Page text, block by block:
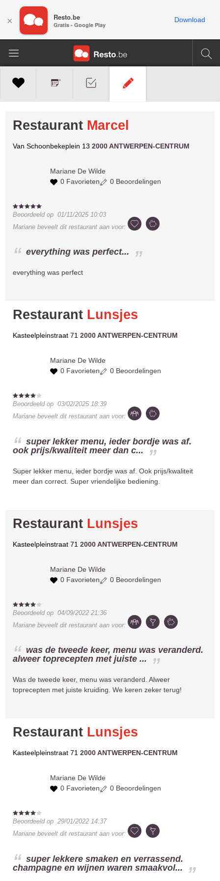
Restaurant Marcel
Van Schoonbekeplein 132000 ANTWERPEN-CENTRUM
Mariane De Wilde
0 Favorieten
0 Beoordelingen
Beoordeeld op01/11/2025 10:03
Mariane beveelt dit restaurant aan voor:
everything was perfect...
everything was perfect
Restaurant Lunsjes
Kasteelpleinstraat 712000 ANTWERPEN-CENTRUM
Mariane De Wilde
0 Favorieten
0 Beoordelingen
Beoordeeld op03/02/2025 18:39
Mariane beveelt dit restaurant aan voor:
super lekker menu, ieder bordje was af.
ook prijs/kwaliteit meer dan c...
Super lekker menu, ieder bordje was af. Ook prijs/kwaliteit
meer dan correct. Super vriendelijke bediening.
Restaurant Lunsjes
Kasteelpleinstraat 712000 ANTWERPEN-CENTRUM
Mariane De Wilde
0 Favorieten
0 Beoordelingen
Beoordeeld op04/09/2022 21:36
Mariane beveelt dit restaurant aan voor:
was de tweede keer, menu was veranderd.
alweer toprecepten met juiste ...
Was de tweede keer, menu was veranderd. Alweer
toprecepten met juiste kruiding. We keren zeker terug!
Restaurant Lunsjes
Kasteelpleinstraat 712000 ANTWERPEN-CENTRUM
Mariane De Wilde
0 Favorieten
0 Beoordelingen
Beoordeeld op29/01/2022 14:37
Mariane beveelt dit restaurant aan voor:
super lekkere smaken en verrassend.
champagne en wijnen waren smaakvol...
× Resto.be
Gratis - Google Play
Download